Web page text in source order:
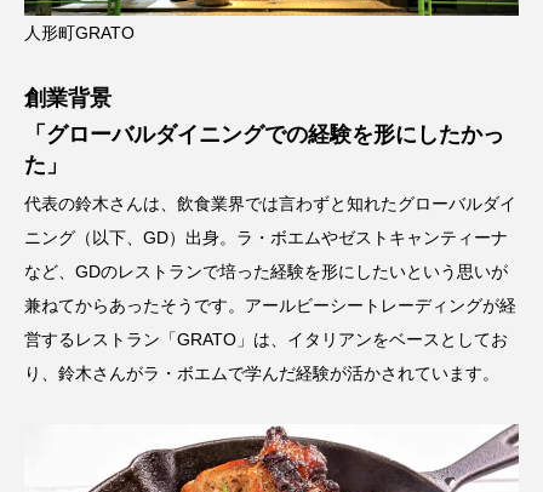
人形町GRATO
創業背景
「グローバルダイニングでの経験を形にしたかっ
た」
代表の鈴木さんは、飲食業界では言わずと知れたグローバルダイ
ニング（以下、GD）出身。ラ・ボエムやゼストキャンティーナ
など、GDのレストランで培った経験を形にしたいという思いが
兼ねてからあったそうです。アールビーシートレーディングが経
営するレストラン「GRATO」は、イタリアンをベースとしてお
り、鈴木さんがラ・ボエムで学んだ経験が活かされています。